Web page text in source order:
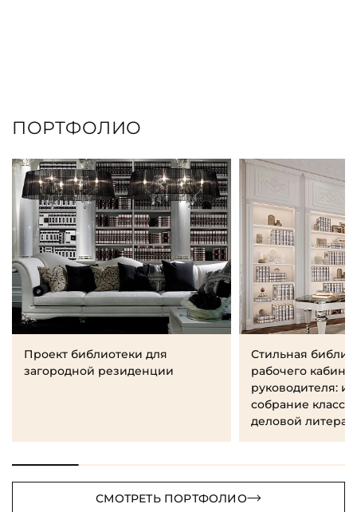
ПОРТФОЛИО
Проект библиотеки для
загородной резиденции
Стильная
рабочего
руководителя:
собрание
деловой
СМОТРЕТЬ ПОРТФОЛИО